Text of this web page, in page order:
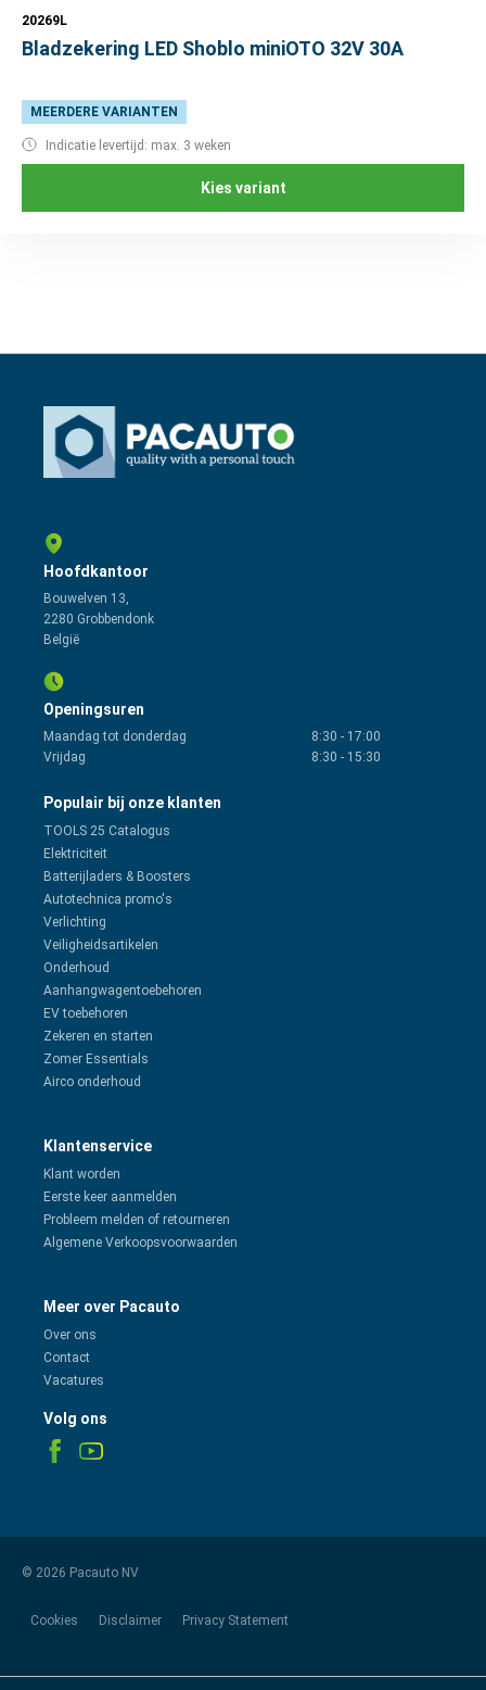
20269L
Bladzekering LED Shoblo miniOTO 32V 30A
MEERDERE VARIANTEN
Indicatie levertijd: max. 3 weken
Kies variant
Hoofdkantoor
Bouwelven 13,
2280 Grobbendonk
België
Openingsuren
Maandag tot donderdag 8:30 - 17:00
Vrijdag
8:30 - 15:30
Populair bij onze klanten
TOOLS 25 Catalogus
Elektriciteit
Batterijladers & Boosters
Autotechnica promo's
Verlichting
Veiligheidsartikelen
Onderhoud
Aanhangwagentoebehoren
EV toebehoren
Zekeren en starten
Zomer Essentials
Airco onderhoud
Klantenservice
Klant worden
Eerste keer aanmelden
Probleem melden of retourneren
Algemene Verkoopsvoorwaarden
Meer over Pacauto
Over ons
Contact
Vacatures
Volg ons
© 2026 Pacauto NV
Cookies Disclaimer Privacy Statement